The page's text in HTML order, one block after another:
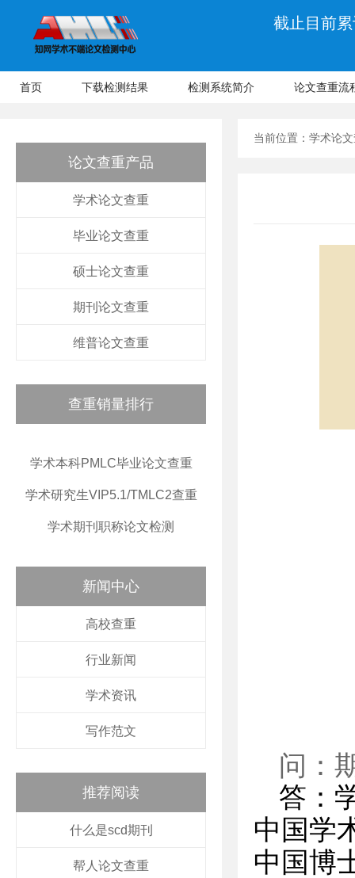
截止目前
首页 下载检测结果 检测系统简介 论文查重流
论文查重产品
学术论文查重
毕业论文查重
硕士论文查重
期刊论文查重
维普论文查重
查重销量排行
学术本科PMLC毕业论文查重
学术研究生VIP5.1/TMLC2查重
学术期刊职称论文检测
新闻中心
高校查重
行业新闻
学术资讯
写作范文
推荐阅读
什么是scd期刊
帮人论文查重
当前位置： 学术论
问：
答：
中国学
中国博